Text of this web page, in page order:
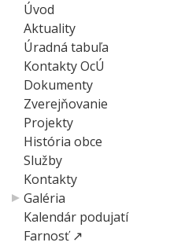
Úvod
Aktuality
Úradná tabuľa
Kontakty OcÚ
Dokumenty
Zverejňovanie
Projekty
História obce
Služby
Kontakty
Galéria
Kalendár podujatí
Farnosť ↗